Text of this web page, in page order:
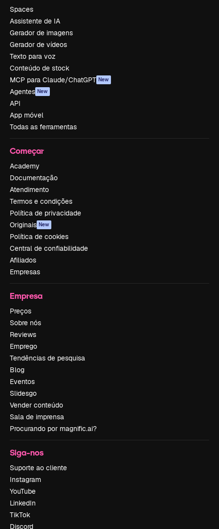
Spaces
Assistente de IA
Gerador de imagens
Gerador de vídeos
Texto para voz
Conteúdo de stock
MCP para Claude/ChatGPT New
Agentes New
API
App móvel
Todas as ferramentas
Começar
Academy
Documentação
Atendimento
Termos e condições
Política de privacidade
Originais New
Política de cookies
Central de confiabilidade
Afiliados
Empresas
Empresa
Preços
Sobre nós
Reviews
Emprego
Tendências de pesquisa
Blog
Eventos
Slidesgo
Vender conteúdo
Sala de imprensa
Procurando por magnific.ai?
Siga-nos
Suporte ao cliente
Instagram
YouTube
LinkedIn
TikTok
Discord